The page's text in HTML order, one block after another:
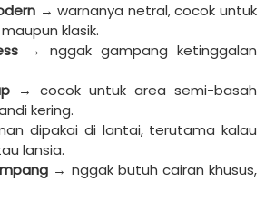
→ warnanya netral, cocok untuk
klasik.
→ nggak gampang ketinggalan
→ cocok untuk area semi-basah
kering.
dipakai di lantai, terutama kalau
lansia.
→ nggak butuh cairan khusus,